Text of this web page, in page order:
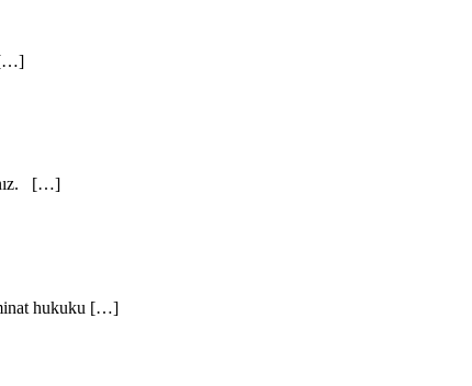
[…]
[…]
hukuku […]